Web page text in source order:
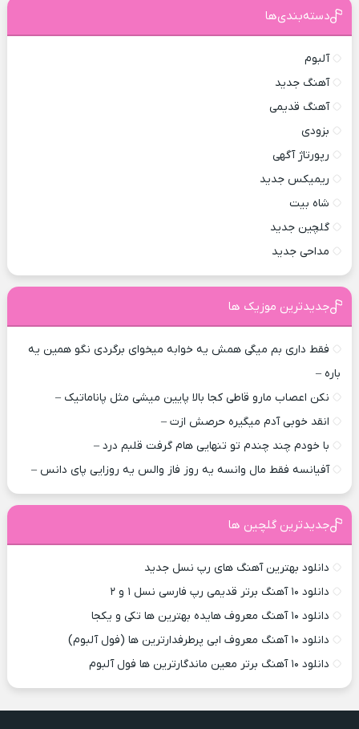
دسته‌بندی‌ها
آلبوم
آهنگ جدید
آهنگ قدیمی
بزودی
رپورتاژ آگهی
ریمیکس جدید
شاه بیت
گلچین جدید
مداحی جدید
جدیدترین موزیک ها
فقط داری بم میگی همش یه خوابه میخوای برگردی نگو همین یه
باره –
نکن اعصاب مارو قاطی کجا بالا پایین میشی مثل پاناماتیک –
انقد خوبی آدم میگیره حرصش ازت –
با خودم چند چندم تو تنهایی هام گرفت قلبم درد –
آفیانسه فقط مال وانسه یه روز فاز والس یه روزایی پای دانس –
جدیدترین گلچین ها
دانلود بهترین آهنگ های رپ نسل جدید
دانلود ۱۰ آهنگ برتر قدیمی رپ فارسی نسل ۱ و ۲
دانلود ۱۰ آهنگ معروف هایده بهترین ها تکی و یکجا
دانلود ۱۰ آهنگ معروف ابی پرطرفدارترین ها (فول آلبوم)
دانلود ۱۰ آهنگ برتر معین ماندگارترین ها فول آلبوم